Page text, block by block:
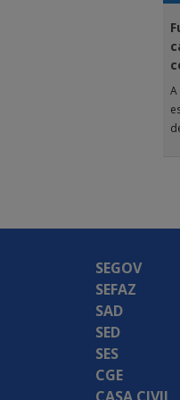
SEGOV
SEFAZ
SAD
SED
SES
CGE